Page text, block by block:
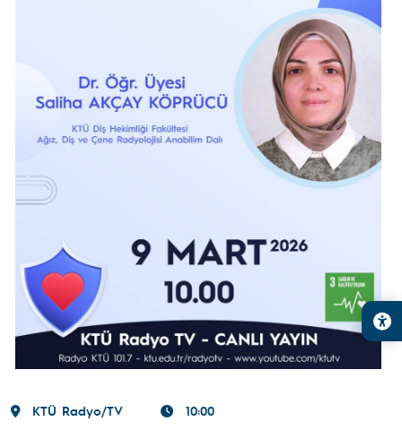
KTÜ Radyo/TV 10:00